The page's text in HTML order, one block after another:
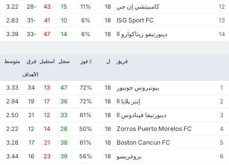
12
كامبيتشي إن جي 18
11%
15
43
-28
3.22
13
18
6%
10
41
-31
2.83
14
ديبورتيفو زيتاكوارو II 18
6%
14
47
-33
3.39
فريق ل ٪ فوز سجل استقبل فرق
الأهداف
متوسط
1 بيونيروس جونيور 18
72%
47
13
34
3.33
2
إنتر پلايا II 18
72%
36
17
19
2.94
3
ديبورتيفا فينادوس II 18
61%
33
12
21
2.50
4
18
50%
26
14
12
2.22
5
18
61%
38
21
17
3.28
6
بروغريسو 18
56%
39
23
16
3.44